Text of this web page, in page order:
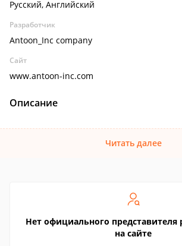
Русский, Английский
Разработчик
Antoon_Inc company
Сайт
www.antoon-inc.com
Описание
Читать далее
Нет официального представителя
на сайте